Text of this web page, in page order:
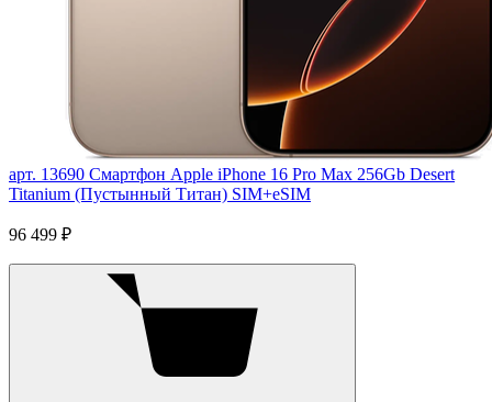
арт. 13690 Смартфон Apple iPhone 16 Pro Max 256Gb Desert
Titanium (Пустынный Титан) SIM+eSIM
96 499 ₽